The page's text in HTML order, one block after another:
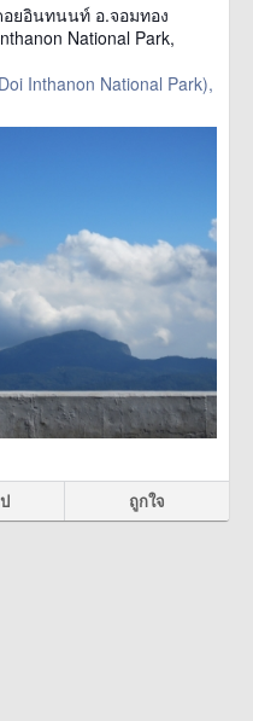
ยอินทนนท์ อ.จอมทอง
National Park,
Inthanon National Park),
ถูกใจ